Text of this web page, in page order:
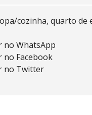
cozinha, quarto
no WhatsApp
no Facebook
no Twitter